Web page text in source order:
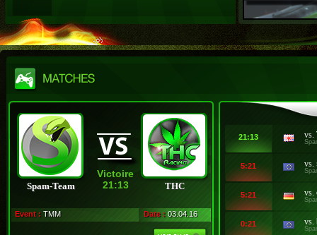
Spam-Team
Victoire
21:13
THC
Event : TMM Date : 03.04.16
21:13 vs.
5:21 vs.
5:21 vs.
0:21 vs.